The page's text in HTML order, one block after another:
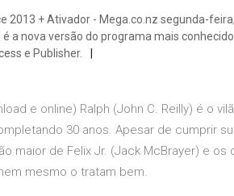
2013 + Ativador - Mega.co.nz segunda-
a nova versão do programa mais
e Publisher.
e online) Ralph (John C. Reilly) é o
30 anos. Apesar de cumprir
maior de Felix Jr. (Jack McBrayer) e os
mesmo o tratam bem.